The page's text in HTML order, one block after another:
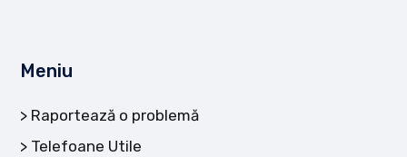
Meniu
Raportează o problemă
Telefoane Utile